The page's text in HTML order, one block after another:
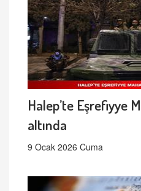
Halep’te Eşrefiyye
altında
9 Ocak 2026 Cuma